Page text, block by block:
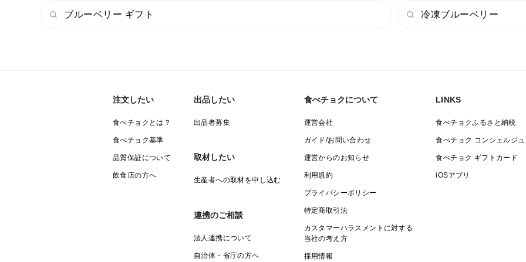
・IT活用：AIを搭載した潅水システムで
水やり、養分、温度や湿度等の徹底管理を
おこなっています。（このシステムを
採用しているブルーベリー農家は当農園
だけ）
・農薬不使用：温室・ハウスとすることで
害虫等の侵入を防ぎ、農薬不使用での
栽培を可能としました。それでも虫が
ブルーベリー ギフト 冷凍ブルーベリー
注文したい
食べチョクとは？
食べチョク基準
品質保証について
飲食店の方へ
出品したい
出品者募集
取材したい
生産者への取材を申し込む
連携のご相談
法人連携について
自治体・省庁の方へ
食べチョクについて
運営会社
ガイド/お問い合わせ
運営からのお知らせ
利用規約
プライバシーポリシー
特定商取引法
カスタマーハラスメントに対する
当社の考え方
採用情報
LINKS
食べチョクふるさと納税
食べチョク コンシェルジュ
食べチョク ギフトカード
iOSアプリ